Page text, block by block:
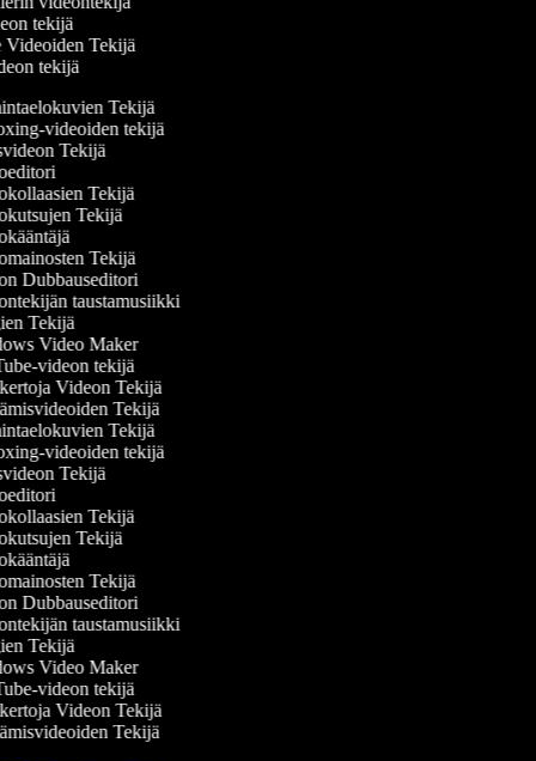
tekijä
Videoiden Tekijä
tekijä
Tekijä
videoiden tekijä
Tekijä
Tekijä
Tekijä
Tekijä
Dubbauseditori
taustamusiikki
Tekijä
Video Maker
videon tekijä
Videon Tekijä
Tekijä
Tekijä
videoiden tekijä
Tekijä
Tekijä
Tekijä
Tekijä
Dubbauseditori
taustamusiikki
Tekijä
Video Maker
videon tekijä
Videon Tekijä
Tekijä